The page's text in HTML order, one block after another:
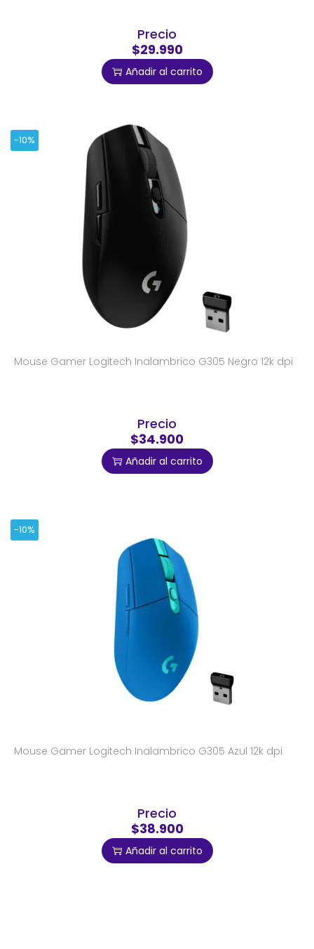
Precio
$29.990
Añadir al carrito
-10%
Mouse Gamer Logitech Inalambrico G305 Negro 12k dpi
Precio
$34.900
Añadir al carrito
-10%
Mouse Gamer Logitech Inalambrico G305 Azul 12k dpi
Precio
$38.900
Añadir al carrito